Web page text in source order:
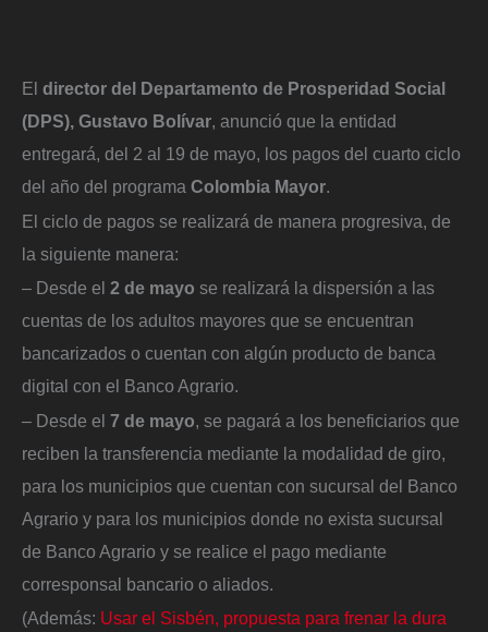
El director del Departamento de Prosperidad Social
(DPS), Gustavo Bolívar, anunció que la entidad
entregará, del 2 al 19 de mayo, los pagos del cuarto ciclo
del año del programa Colombia Mayor.
El ciclo de pagos se realizará de manera progresiva, de
la siguiente manera:
– Desde el 2 de mayo se realizará la dispersión a las
cuentas de los adultos mayores que se encuentran
bancarizados o cuentan con algún producto de banca
digital con el Banco Agrario.
– Desde el 7 de mayo, se pagará a los beneficiarios que
reciben la transferencia mediante la modalidad de giro,
para los municipios que cuentan con sucursal del Banco
Agrario y para los municipios donde no exista sucursal
de Banco Agrario y se realice el pago mediante
corresponsal bancario o aliados.
(Además: Usar el Sisbén, propuesta para frenar la dura